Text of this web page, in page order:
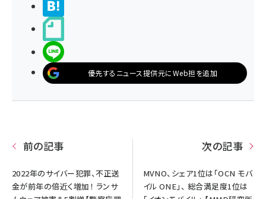
優先するニュース提供元にWeb担を追加
前の記事
2022年のサイバー犯罪、不正送
金が前年の倍近く増加！ ランサ
次の記事
MVNO、シェア1位は「OCN モバ
イル ONE」、 総合満足度1位は